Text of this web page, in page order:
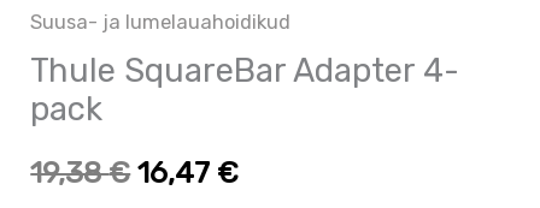
Suusa- ja lumelauahoidikud
Thule SquareBar Adapter 4-
pack
19,38€ 16,47 €